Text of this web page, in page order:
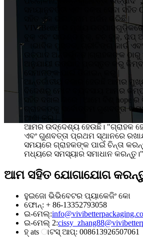
ସମୟାନୁବର୍ତ୍ତୀ ଏବଂ ଦକ୍ଷ ସେବା ସହିତ
ସହିତ ଏକ ଭଲ ସୁନାମ ଅର୍ଜନ କରିଛି |
VIVIBetter ର ମୁଖ୍ୟ
ବୁକ୍ ଏବଂ ସାଉଣ୍ଡ ବୁକ୍, ଟଚ୍ ବୁକ୍, ପପ୍
ାଭାବିକ ପୁସ୍ତକ, ଗ୍ରୀଟିଙ୍ଗ୍ କାର୍ଡ
ଉତ୍ପାଦ ଅନ୍ତର୍ଭୁକ୍ତ |ଗ୍ରାହକଙ୍କ
ଅନୁଯାୟୀ ଉତ୍ପାଦ ପ୍ରସ୍ତୁତ କରୁ
ସେମାନଙ୍କ ପାଇଁ ଡିଜାଇନ୍ କରୁ |
ଆନ୍ତର୍ଜାତୀୟ ବଜାର ହେଉଛି ଆମର
ବିଦେଶରୁ ମୋଟ ବ୍ୟବସାୟ ଆମର
ସହିତ ଦଖଲ କରେ | ଆମେ ବିଶ୍ hope
ଗ୍ରାହକଙ୍କୁ ସର୍ବୋତ୍ତମ ଗୁଣବତ୍ତା
ଆମର ଉଦ୍ଦେଶ୍ୟ ହେଉଛି। "ଗ୍ରାହକ
ଏବଂ ଗୁଣବତ୍ତା ପ୍ରଥମ ସ୍ଥାନରେ
ସମୟରେ ଗ୍ରାହକଙ୍କ ପାଇଁ ଚିନ୍ତା
ମଧ୍ୟରେ ସମସ୍ୟାର ସମାଧାନ କରନ୍ତୁ।"
ଆମ ସହିତ ଯୋଗାଯୋଗ
ହୁଇଜୋ ଭିଭିବେଟର ପ୍ୟାକେଜିଂ କୋ
ଫୋନ୍: + 86-13352793058
ଇ-ମେଲ୍:
ଇ-ମେଲ୍ 2:
ହ୍ ats ାଟସ୍ ଆପ୍: 008613926507061